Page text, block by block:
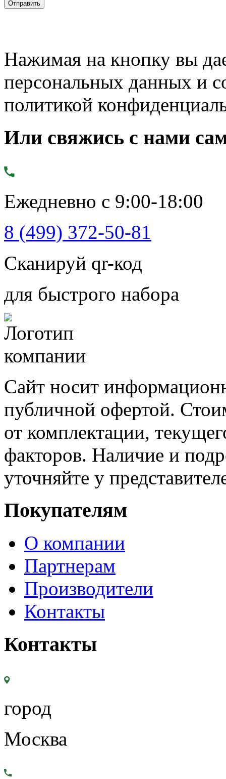
Нажимая на кнопку вы
персональных данных и
политикой
Или свяжись с нами
Ежедневно с 9:00-18:00
8 (499) 372-50-81
Сканируй qr-код
для быстрого набора
Сайт носит
публичной офертой.
от комплектации,
факторов. Наличие и
уточняйте у
Покупателям
О компании
Партнерам
Производители
Контакты
Контакты
город
Москва